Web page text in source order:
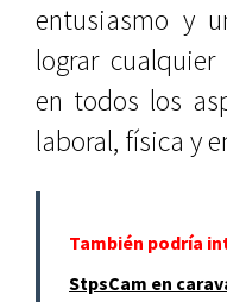
entusiasmo y
lograr
en todos los
laboral, física y
También podría
StpsCam en